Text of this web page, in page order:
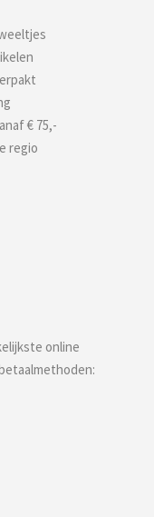
€ 75,-
regio
online